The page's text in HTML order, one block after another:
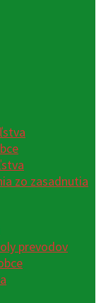
zo zasadnutia
prevodov